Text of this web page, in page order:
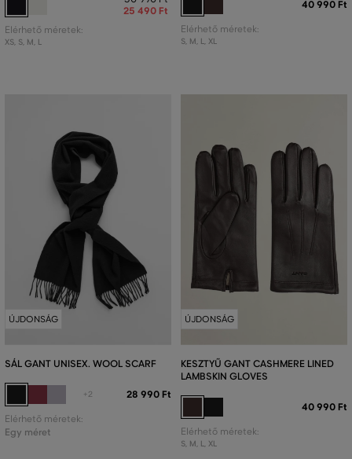
25 490 Ft
Elérhető méretek:
XS, S, M L
40 990 Ft
Elérhető méretek:
S, M L XL
ÚJDONSÁG
SÁL GANT UNISEX. WOOL SCARF
+2 28 990 Ft
Elérhető méretek:
Egy méret
ÚJDONSÁG
KESZTYŰ GANT CASHMERE LINED
LAMBSKIN GLOVES
40 990 Ft
Elérhető méretek:
S, M, L, XL